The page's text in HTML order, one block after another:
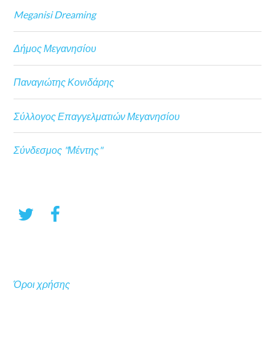
Meganisi Dreaming
Δήμος Μεγανησίου
Παναγιώτης Κονιδάρης
Σύλλογος Επαγγελματιών Μεγανησίου
Σύνδεσμος "Μέντης"
Όροι χρήσης